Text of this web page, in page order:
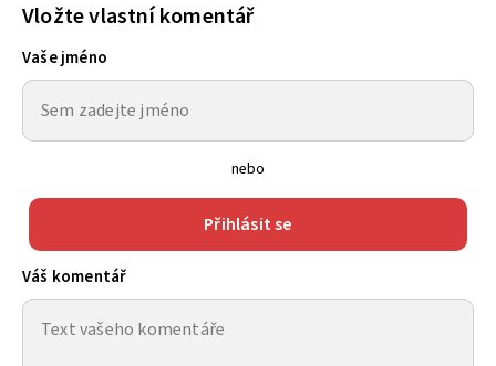
Vložte vlastní komentář
Vaše jméno
nebo
Přihlásit se
Váš komentář